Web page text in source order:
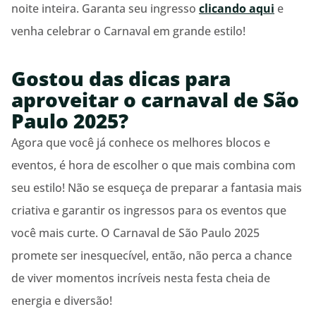
noite inteira. Garanta seu ingresso clicando aqui e
venha celebrar o Carnaval em grande estilo!
Gostou das dicas para
aproveitar o carnaval de São
Paulo 2025?
Agora que você já conhece os melhores blocos e
eventos, é hora de escolher o que mais combina com
seu estilo! Não se esqueça de preparar a fantasia mais
criativa e garantir os ingressos para os eventos que
você mais curte. O Carnaval de São Paulo 2025
promete ser inesquecível, então, não perca a chance
de viver momentos incríveis nesta festa cheia de
energia e diversão!